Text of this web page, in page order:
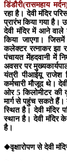
डिंडौरी(रासमहाय
रहा है। देवी मंदिर
प्रारंभ किया गया है।
देवी मंदिर में आने वाले
किया जाएगा।
कलेक्टर रत्नाकर झा
पंचायत मेंहदवानी में
अवसर पर
यंत्री पीआईयू राजेश
कर्मचारी मौजूद थे।
ओर 5 किलोमीटर की
मार्ग से पहुंच सकते हैं।
स्थित है। देवी मंदिर
स्थान है। देवी मंदिर
है।
◆वृक्षारोपण से देवी